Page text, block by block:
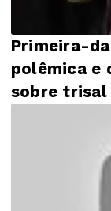
Primeira-
polêmica e
sobre